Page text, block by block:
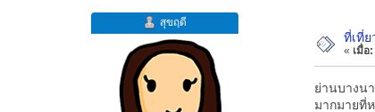
สุขฤดี
ที่เที่
« เมื่อ:
ย่านบางน
มากมายที่